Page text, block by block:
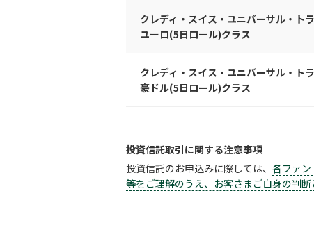
クレディ・スイス・ユニバーサル・ト
ユーロ(5日ロール)クラス
クレディ・スイス・ユニバーサル・ト
豪ドル(5日ロール)クラス
投資信託取引に関する注意事項
投資信託のお申込みに際しては、 各ファ
等をご理解のうえ、お客さまご自身の判断